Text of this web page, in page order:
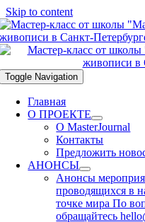
Skip to content
Toggle Navigation
Главная
О ПРОЕКТЕ
О MasterJournal
Контакты
Предложить
АНОНСЫ
Анонсы
проводящихся в
точке мира По
обращайтесь